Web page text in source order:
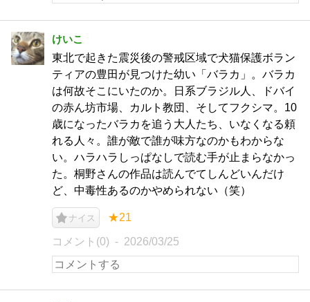
けいこ
東北で起きた震災後の警戒区域で犬猫保護ボラン
ティアの豊田が見つけた幼い「バラカ」。バラカ
は何故そこにいたのか。日系ブラジル人、ドバイ
の赤ん坊市場、カルト教団、そしてフクシマ。10
歳になったバラカを追う大人たち、いなくなる頼
れる人々。誰が敵で誰が味方なのかもわからな
い。ハラハラしっぱなしで読む手が止まらなかっ
た。桐野さんの作品は読んでてしんどいんだけ
ど、中毒性あるのかやめられない（笑）
ナイス ★21
コメント(0) 2026/03/25